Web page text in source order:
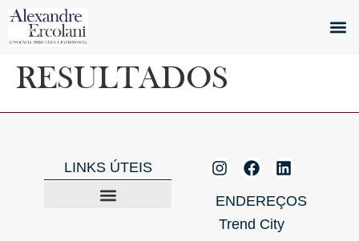
RESULTADOS
LINKS ÚTEIS
ENDEREÇOS
Trend City